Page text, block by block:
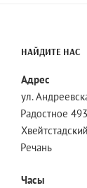
НАЙДИТЕ НАС
Адрес
ул.
Радостное
Речань
Часы